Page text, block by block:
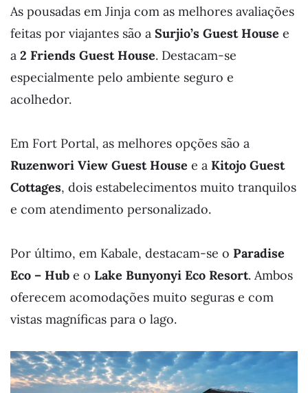
As pousadas em Jinja com as melhores avaliações
feitas por viajantes são a Surjio’s Guest House e
a 2 Friends Guest House. Destacam-se
especialmente pelo ambiente seguro e
acolhedor.
Em Fort Portal, as melhores opções são a
Ruzenwori View Guest House e a Kitojo Guest
Cottages, dois estabelecimentos muito tranquilos
e com atendimento personalizado.
Por último, em Kabale, destacam-se o Paradise
Eco – Hub e o Lake Bunyonyi Eco Resort. Ambos
oferecem acomodações muito seguras e com
vistas magníficas para o lago.